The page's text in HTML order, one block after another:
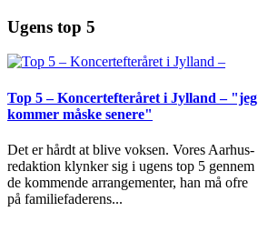
Ugens top 5
Top 5 – Koncertefteråret i Jylland – "jeg
kommer måske senere"
Det er hårdt at blive voksen. Vores Aarhus-
redaktion klynker sig i ugens top 5 gennem
de kommende arrangementer, han må ofre
på familiefaderens...